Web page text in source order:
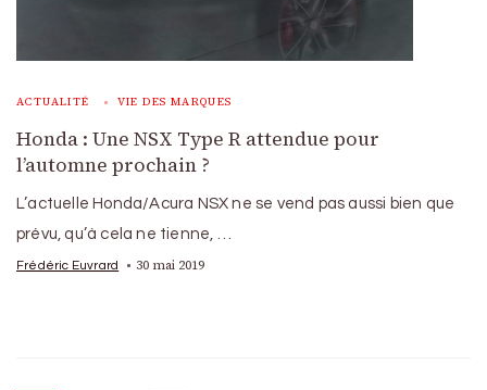
ACTUALITÉ VIE DES MARQUES
Honda : Une NSX Type R attendue pour
l’automne prochain ?
L’actuelle Honda/Acura NSX ne se vend pas aussi bien que
prévu, qu’à cela ne tienne, …
Frédéric Euvrard 30 mai 2019